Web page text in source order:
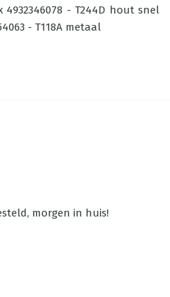
- T244D hout snel
- T118A metaal
morgen in huis!